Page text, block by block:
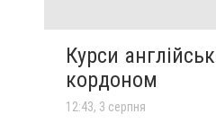
Курси
кордоном
12:43, 3 серпня